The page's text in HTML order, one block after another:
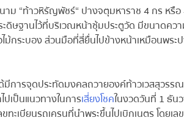
ม “ท้าวหิรัญพัชร์“ ปางจตุมหาราช 4 กร หรือ
ษฐานไว้ที่บริเวณหน้าซุ้มประตูวัด มีขนาดคว
ม้กระบอง ส่วนมือที่สี่ยื่นไปข้างหน้าเหมือนพร
มีการจุดประทัดมงคลถวายองค์ท้าวเวสสุวรร
เป็นแนวทางในการเสี่ยงโชคในงวดวันที่ 1 ธันว
ะเบียนรถเครนที่นำพระขึ้นไปเบิกเนตร โดยเล